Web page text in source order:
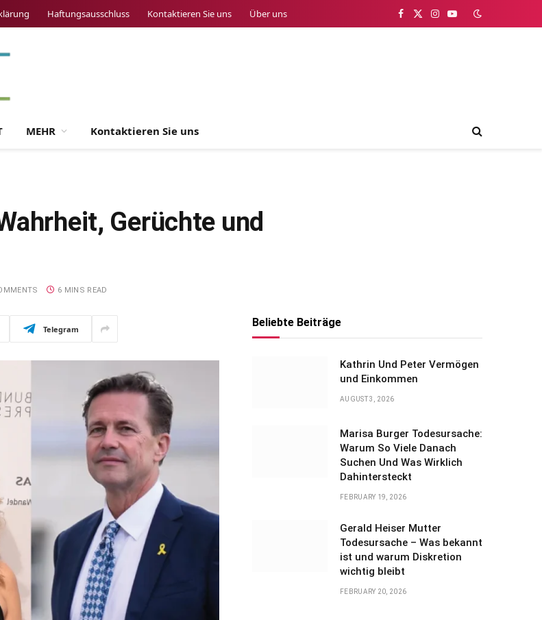
Haftungsausschluss Kontaktieren Sie uns Über uns Facebook
X
Instagram
YouTube
MEHR Kontaktieren Sie uns
Gerüchte und
6 MINS READ
Telegram Beliebte Beiträge
Kathrin Und Peter Vermögen
und Einkommen
AUGUST 3, 2026
Marisa Burger Todesursache:
Warum So Viele Danach
Suchen Und Was Wirklich
Dahintersteckt
FEBRUARY 19, 2026
Gerald Heiser Mutter
Todesursache – Was bekannt
ist und warum Diskretion
wichtig bleibt
FEBRUARY 20, 2026